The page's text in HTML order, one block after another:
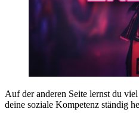
Auf der anderen Seite lernst du
deine soziale Kompetenz ständig